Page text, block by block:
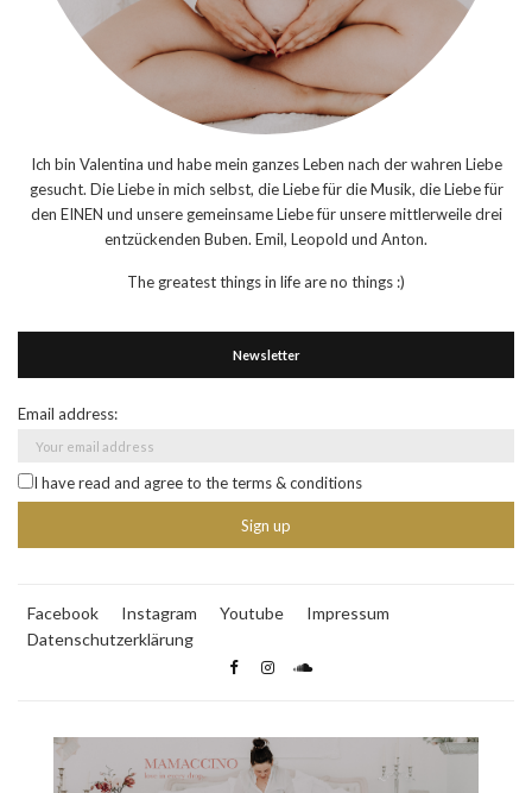
Ich bin Valentina und habe mein ganzes Leben nach der wahren Liebe
gesucht. Die Liebe in mich selbst, die Liebe für die Musik, die Liebe für
den EINEN und unsere gemeinsame Liebe für unsere mittlerweile drei
entzückenden Buben. Emil, Leopold und Anton.
The greatest things in life are no things :)
Newsletter
Email address:
I have read and agree to the terms & conditions
Facebook Instagram Youtube
Impressum
Datenschutzerklärung